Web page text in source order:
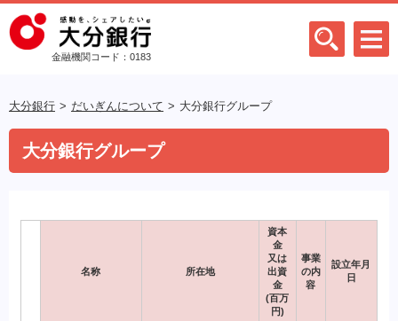
金融機関コード：0183
大分銀行 だいぎんについて 大分銀行グループ
大分銀行グループ
名称 所在地
資本
金
又は
出資
金
(百万
円)
事業
の内
容
設立年月
日